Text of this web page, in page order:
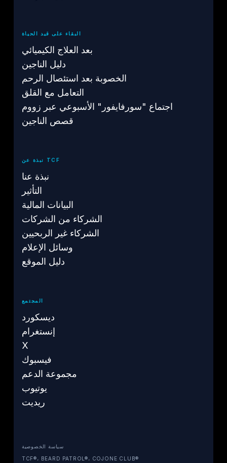
البقاء على قيد الحياة
بعد العلاج الكيميائي
دليل الناجين
الخصوبة بعد استئصال الرحم
التعامل مع القلق
اجتماع "سورفايفور" الأسبوعي عبر زووم
قصص الناجين
نبذة عن TCF
نبذة عنا
التأثير
البيانات المالية
الشركاء من الشركات
الشركاء غير الربحيين
وسائل الإعلام
دليل الموقع
المجتمع
ديسكورد
إنستغرام
X
فيسبوك
مجموعة الدعم
يوتيوب
ريديت
سياسة الخصوصية
TCF®، BEARD PATROL®، COJONE CLUB®